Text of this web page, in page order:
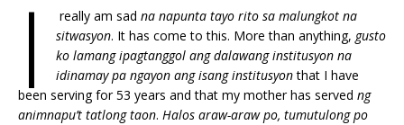
I really am sad na napunta tayo rito sa malungkot na
sitwasyon. It has come to this. More than anything, gusto
ko lamang ipagtanggol ang dalawang institusyon na
idinamay pa ngayon ang isang institusyonthat I have
been serving for 53 years and that my mother has served ng
animnapu’t tatlong taon. Halos araw-araw po, tumutulong po